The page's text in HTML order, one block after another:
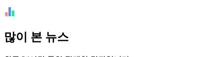
많이 본 뉴스